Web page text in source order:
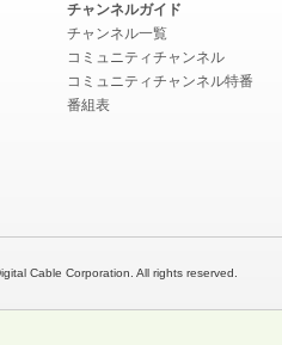
チャンネルガイド
チャンネル一覧
コミュニティチャンネル
コミュニティチャンネル特番
番組表
Cable Corporation. All rights reserved.